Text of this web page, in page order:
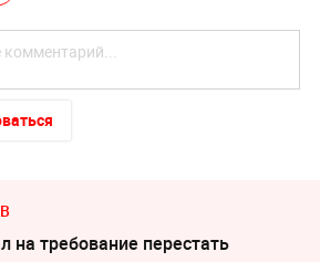
на требование перестать